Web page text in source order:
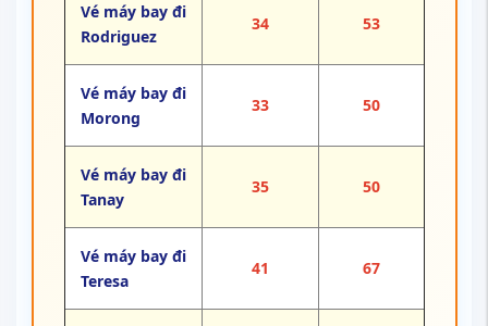
Vé máy bay đi
Rodriguez
34 53
Vé máy bay đi
Morong
33 50
Vé máy bay đi
Tanay
35 50
Vé máy bay đi
Teresa
41 67